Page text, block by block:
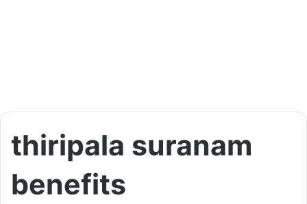
thiripala suranam
benefits